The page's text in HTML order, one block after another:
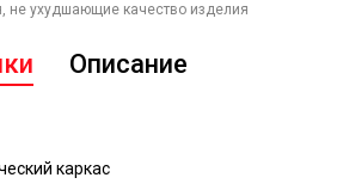
не ухудшающие качество изделия
Описание
каркас